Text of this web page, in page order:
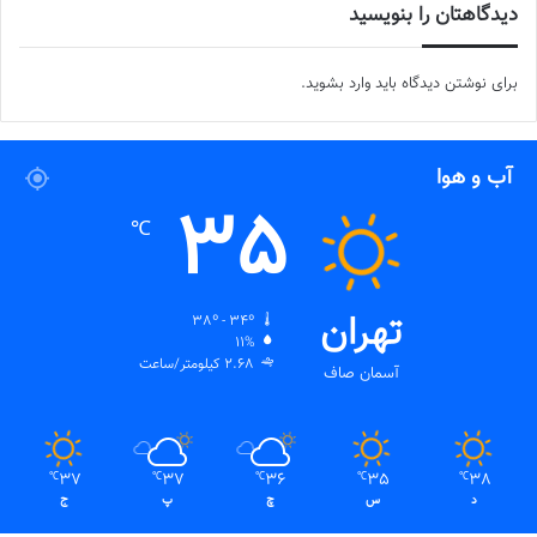
دیدگاهتان را بنویسید
برای نوشتن دیدگاه باید وارد بشوید.
آب و هوا
تهران
آسمان صاف
35
℃
11%
2.68 کیلومتر/ساعت
38
℃
د
35
℃
س
36
℃
چ
37
℃
پ
37
℃
ج